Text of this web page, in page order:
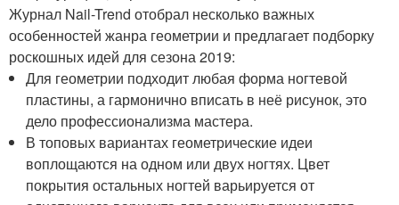
Журнал Nail-Trend отобрал несколько важных
особенностей жанра геометрии и предлагает подборку
роскошных идей для сезона 2019:
Для геометрии подходит любая форма ногтевой
пластины, а гармонично вписать в неё рисунок, это
дело профессионализма мастера.
В топовых вариантах геометрические идеи
воплощаются на одном или двух ногтях. Цвет
покрытия остальных ногтей варьируется от